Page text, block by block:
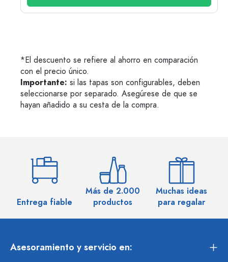
*El descuento se refiere al ahorro en comparación
con el precio único.
Importante: si las tapas son configurables, deben
seleccionarse por separado. Asegúrese de que se
hayan añadido a su cesta de la compra.
Entrega fiable
Más de 2.000
productos
Muchas ideas
para regalar
Asesoramiento y servicio en: